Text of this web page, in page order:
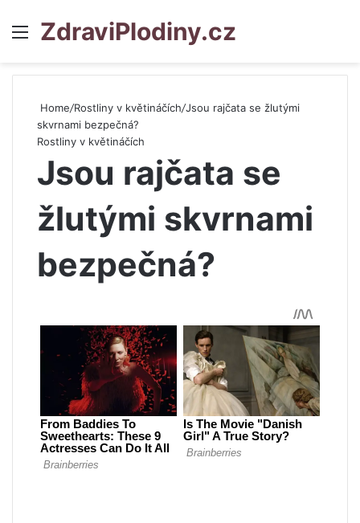
Menu
ZdraviPlodiny.cz
Home/Rostliny v květináčích/Jsou rajčata se žlutými
skvrnami bezpečná?
Rostliny v květináčích
Jsou rajčata se
žlutými skvrnami
bezpečná?